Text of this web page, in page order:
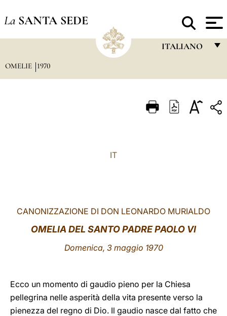
La SANTA SEDE
ITALIANO
ITALIANO
中文
LATINE
OMELIE 1970
IT
CANONIZZAZIONE DI DON LEONARDO MURIALDO
OMELIA DEL SANTO PADRE PAOLO VI
Domenica, 3 maggio 1970
Ecco un momento di gaudio pieno per la Chiesa
pellegrina nelle asperità della vita presente verso la
pienezza del regno di Dio. Il gaudio nasce dal fatto che